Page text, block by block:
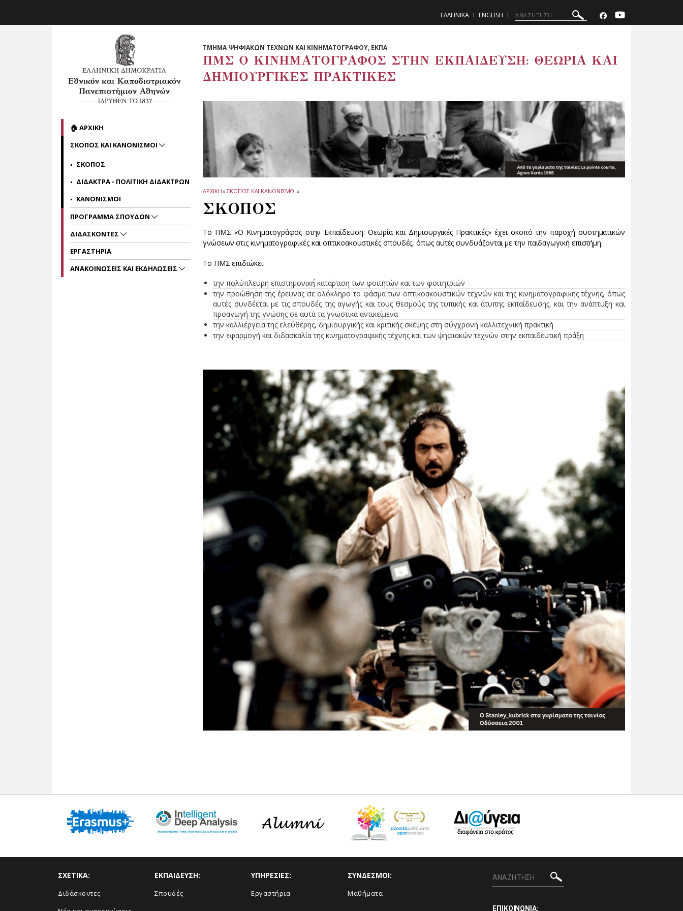
ΕΛΛΗΝΙΚΑ ENGLISH
ΤΜΗΜΑ ΨΗΦΙΑΚΩΝ ΤΕΧΝΩΝ ΚΑΙ ΚΙΝΗΜΑΤΟΓΡΑΦΟΥ, ΕΚΠΑ
ΠΜΣ Ο ΚΙΝΗΜΑΤΟΓΡΑΦΟΣ ΣΤΗΝ ΕΚΠΑΙΔΕΥΣΗ: ΘΕΩΡΙΑ ΚΑΙ
ΔΗΜΙΟΥΡΓΙΚΕΣ ΠΡΑΚΤΙΚΕΣ
ΑΡΧΙΚΗ» ΣΚΟΠΟΣ ΚΑΙ ΚΑΝΟΝΙΣΜΟΙ »
ΣΚΟΠΟΣ
Το ΠΜΣ «Ο Κινηματογράφος στην Εκπαίδευση: Θεωρία και Δημιουργικές Πρακτικές» έχει σκοπό την παροχή συστηματικών
γνώσεων στις κινηματογραφικές και οπτικοακουστικές σπουδές, όπως αυτές συνδυάζονται με την παιδαγωγική επιστήμη.
Το ΠΜΣ επιδιώκει:
την πολύπλευρη επιστημονική́ κατάρτιση των φοιτητών και των φοιτητριών
την προώθηση της έρευνας σε ολόκληρο το φάσμα των οπτικοακουστικών τεχνών και της κινηματογραφικής τέχνης, όπως
αυτές συνδέεται με τις σπουδές της αγωγής και τους θεσμούς της τυπικής και άτυπης εκπαίδευσης, και την ανάπτυξη και
προαγωγή της γνώσης σε αυτά τα γνωστικά αντικείμενα
την καλλιέργεια της ελεύθερης, δημιουργικής και κριτικής σκέψης στη σύγχρονη καλλιτεχνική πρακτική
την εφαρμογή και διδασκαλία της κινηματογραφικής τέχνης και των ψηφιακών τεχνών στην εκπαιδευτική πράξη
🏠 ΑΡΧΙΚΗ
ΣΚΟΠΟΣ ΚΑΙ ΚΑΝΟΝΙΣΜΟΙ
ΣΚΟΠΟΣ
ΔΙΔΑΚΤΡΑ - ΠΟΛΙΤΙΚΗ ΔΙΔΑΚΤΡΩΝ
ΚΑΝΟΝΙΣΜΟΙ
ΠΡΟΓΡΑΜΜΑ ΣΠΟΥΔΩΝ
ΔΙΔΑΣΚΟΝΤΕΣ
ΕΡΓΑΣΤΗΡΙΑ
ΑΝΑΚΟΙΝΩΣΕΙΣ ΚΑΙ ΕΚΔΗΛΩΣΕΙΣ
ΣΧΕΤΙΚΑ:
Διδάσκοντες
ΕΚΠΑΙΔΕΥΣΗ:
Σπουδές
ΥΠΗΡΕΣΙΕΣ:
Εργαστήρια
ΣΥΝΔΕΣΜΟΙ:
Μαθήματα
ΕΠΙΚΟΙΝΩΝΙΑ: